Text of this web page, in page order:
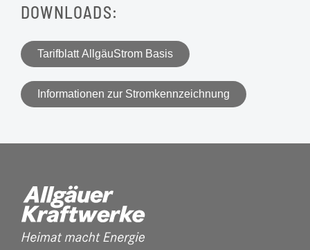
DOWNLOADS:
Tarifblatt AllgäuStrom Basis
Informationen zur Stromkennzeichnung